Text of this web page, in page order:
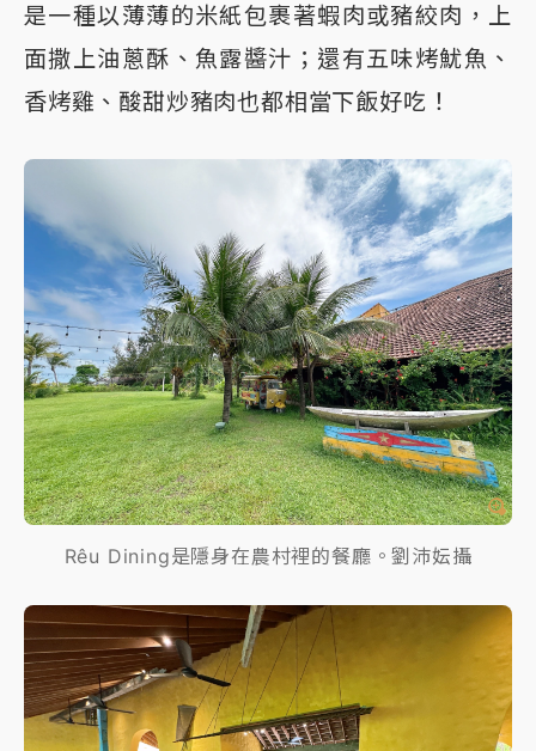
是一種以薄薄的米紙包裹著蝦肉或豬絞肉，上
面撒上油蔥酥、魚露醬汁；還有五味烤魷魚、
香烤雞、酸甜炒豬肉也都相當下飯好吃！
Rêu Dining是隱身在農村裡的餐廳。劉沛妘攝